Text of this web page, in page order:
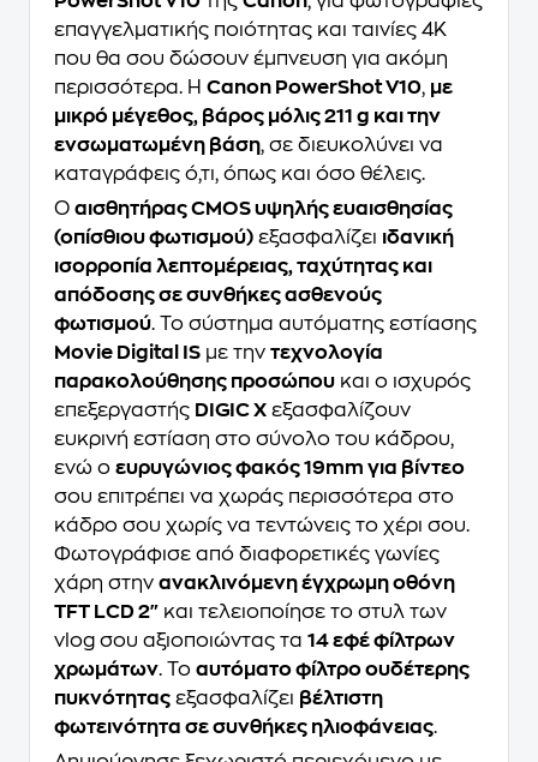
επαγγελματικής ποιότητας και ταινίες 4K
που θα σου δώσουν έμπνευση για ακόμη
περισσότερα. Η Canon PowerShot V10, με
μικρό μέγεθος, βάρος μόλις 211 g και την
ενσωματωμένη βάση, σε διευκολύνει να
καταγράφεις ό,τι, όπως και όσο θέλεις.
Ο αισθητήρας CMOS υψηλής ευαισθησίας
(οπίσθιου φωτισμού) εξασφαλίζει ιδανική
ισορροπία λεπτομέρειας, ταχύτητας και
απόδοσης σε συνθήκες ασθενούς
φωτισμού. Το σύστημα αυτόματης εστίασης
Movie Digital IS με την τεχνολογία
παρακολούθησης προσώπου και ο ισχυρός
επεξεργαστής DIGIC X εξασφαλίζουν
ευκρινή εστίαση στο σύνολο του κάδρου,
ενώ ο ευρυγώνιος φακός 19mm για βίντεο
σου επιτρέπει να χωράς περισσότερα στο
κάδρο σου χωρίς να τεντώνεις το χέρι σου.
Φωτογράφισε από διαφορετικές γωνίες
χάρη στην ανακλινόμενη έγχρωμη οθόνη
TFT LCD 2" και τελειοποίησε το στυλ των
vlog σου αξιοποιώντας τα 14 εφέ φίλτρων
χρωμάτων. Το αυτόματο φίλτρο ουδέτερης
πυκνότητας εξασφαλίζει βέλτιστη
φωτεινότητα σε συνθήκες ηλιοφάνειας.